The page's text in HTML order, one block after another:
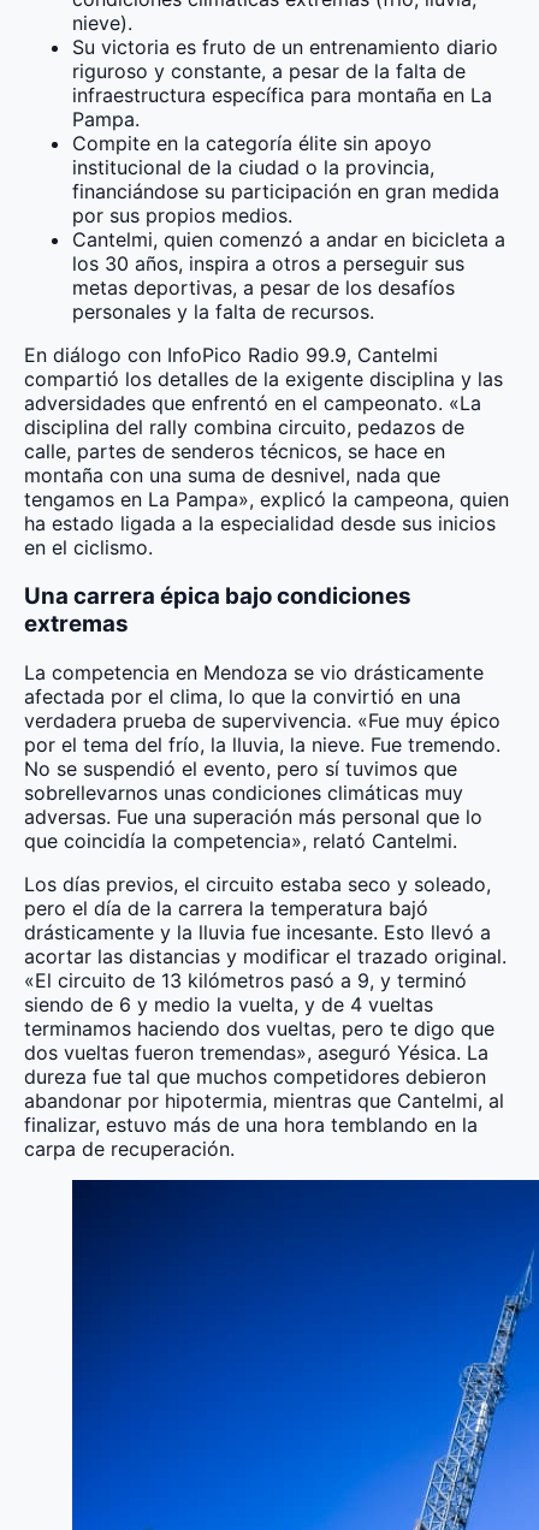
nieve).
Su victoria es fruto de un entrenamiento diario
riguroso y constante, a pesar de la falta de
infraestructura específica para montaña en La
Pampa.
Compite en la categoría élite sin apoyo
institucional de la ciudad o la provincia,
financiándose su participación en gran medida
por sus propios medios.
Cantelmi, quien comenzó a andar en bicicleta a
los 30 años, inspira a otros a perseguir sus
metas deportivas, a pesar de los desafíos
personales y la falta de recursos.
En diálogo con InfoPico Radio 99.9, Cantelmi
compartió los detalles de la exigente disciplina y las
adversidades que enfrentó en el campeonato. «La
disciplina del rally combina circuito, pedazos de
calle, partes de senderos técnicos, se hace en
montaña con una suma de desnivel, nada que
tengamos en La Pampa», explicó la campeona, quien
ha estado ligada a la especialidad desde sus inicios
en el ciclismo.
Una carrera épica bajo condiciones
extremas
La competencia en Mendoza se vio drásticamente
afectada por el clima, lo que la convirtió en una
verdadera prueba de supervivencia. «Fue muy épico
por el tema del frío, la lluvia, la nieve. Fue tremendo.
No se suspendió el evento, pero sí tuvimos que
sobrellevarnos unas condiciones climáticas muy
adversas. Fue una superación más personal que lo
que coincidía la competencia», relató Cantelmi.
Los días previos, el circuito estaba seco y soleado,
pero el día de la carrera la temperatura bajó
drásticamente y la lluvia fue incesante. Esto llevó a
acortar las distancias y modificar el trazado original.
«El circuito de 13 kilómetros pasó a 9, y terminó
siendo de 6 y medio la vuelta, y de 4 vueltas
terminamos haciendo dos vueltas, pero te digo que
dos vueltas fueron tremendas», aseguró Yésica. La
dureza fue tal que muchos competidores debieron
abandonar por hipotermia, mientras que Cantelmi, al
finalizar, estuvo más de una hora temblando en la
carpa de recuperación.